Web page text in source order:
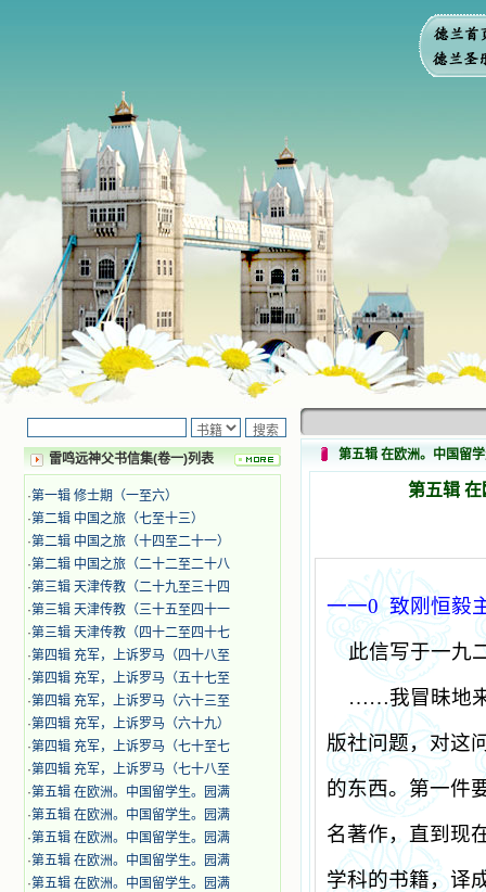
雷鸣远神父书信集(卷一)列表
·第一辑 修士期（一至六）
·第二辑 中国之旅（七至十三）
·第二辑 中国之旅（十四至二十一）
·第二辑 中国之旅（二十二至二十八
·第三辑 天津传教（二十九至三十四
·第三辑 天津传教（三十五至四十一
·第三辑 天津传教（四十二至四十七
·第四辑 充军，上诉罗马（四十八至
·第四辑 充军，上诉罗马（五十七至
·第四辑 充军，上诉罗马（六十三至
·第四辑 充军，上诉罗马（六十九）
·第四辑 充军，上诉罗马（七十至七
·第四辑 充军，上诉罗马（七十八至
·第五辑 在欧洲。中国留学生。园满
·第五辑 在欧洲。中国留学生。园满
·第五辑 在欧洲。中国留学生。园满
·第五辑 在欧洲。中国留学生。园满
·第五辑 在欧洲。中国留学生。园满
第五辑 在欧洲。中国留
第五辑
一一0 致刚恒毅
此信写于一九
……我冒昧地
版社问题，对这
的东西。第一件
名著作，直到现
学科的书籍，译